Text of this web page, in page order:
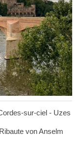
sur-ciel - Uzes
von Anselm